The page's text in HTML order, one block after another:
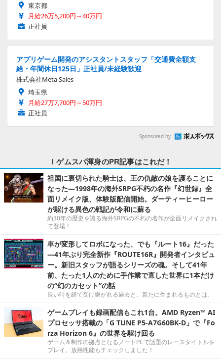
東京都
月給26万5,200円～40万円
正社員
アプリゲーム開発のアシスタントスタッフ「交通費全額支
給・年間休日125日」正社員/未経験歓迎
株式会社Meta Sales
埼玉県
月給27万7,700円～50万円
正社員
Sponsored by
！ゲムスパ渾身のPR記事はこれだ！
祖国に裏切られた騎士は、王の仇敵の娘を護ることに
なった―1998年の海外SRPG不朽の名作『幻世録』全
面リメイク版、体験版配信開始。ダーティーヒーロー
が駆ける異色の戦記が令和に蘇る
約30年の歴史を誇る海外SRPGの不朽の名作が全面リメイクされ
て登場！
車が変形してロボになった、でも『ルート16』だった
―41年ぶり完全新作『ROUTE16R』開発者インタビュ
ー。新旧スタッフが語るシリーズの魂。そして41年
前、たった1人のために手作業で直した世界に1本だけ
の“幻のカセット”の話
長い時を経て受け継がれる過去と、新たに生まれるものとは。
ゲームプレイも録画配信もこれ1台。AMD Ryzen™ AI
プロセッサ搭載の「G TUNE P5-A7G60BK-D」で『Fo
rza Horizon 6』の世界を駆け回る
ゲーム＆制作の拠点となるノートPCで話題のレースタイトルを
プレイ。放熱性能もチェックしました！